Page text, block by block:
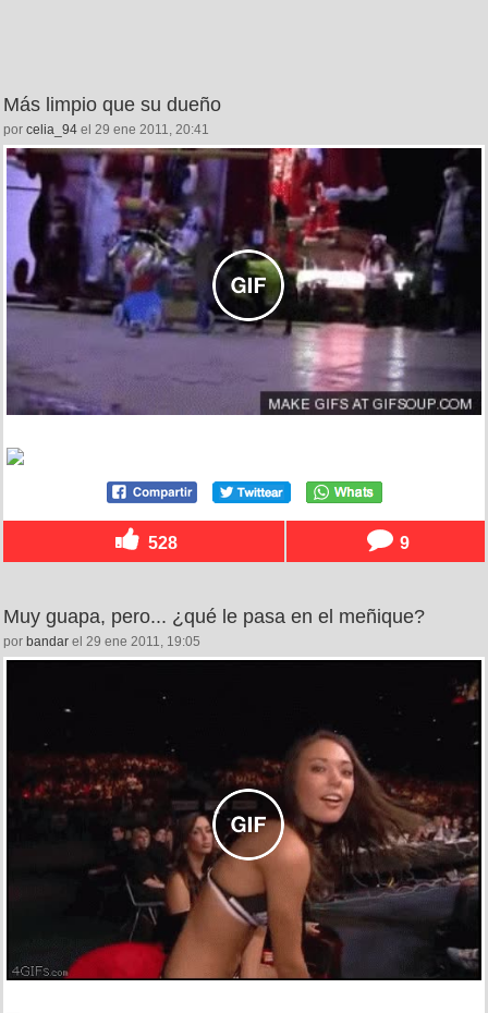
Más limpio que su dueño
por celia_94 el 29 ene 2011, 20:41
528 9
Muy guapa, pero... ¿qué le pasa en el meñique?
por bandar el 29 ene 2011, 19:05